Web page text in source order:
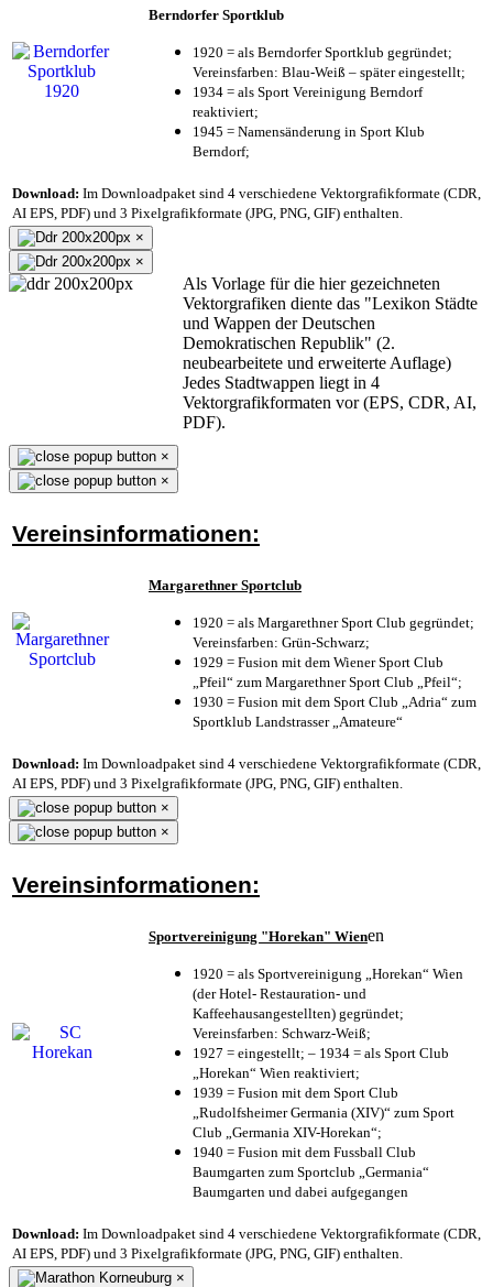
Berndorfer Sportklub
1920 = als Berndorfer Sportklub gegründet;
Vereinsfarben: Blau-Weiß – später eingestellt;
1934 = als Sport Vereinigung Berndorf
reaktiviert;
1945 = Namensänderung in Sport Klub
Berndorf;
Download: Im Downloadpaket sind 4 verschiedene Vektorgrafikformate (CDR,
AI EPS, PDF) und 3 Pixelgrafikformate (JPG, PNG, GIF) enthalten.
×
×
Als Vorlage für die hier gezeichneten
Vektorgrafiken diente das "Lexikon Städte
und Wappen der Deutschen
Demokratischen Republik" (2.
neubearbeitete und erweiterte Auflage)
Jedes Stadtwappen liegt in 4
Vektorgrafikformaten vor (EPS, CDR, AI,
PDF).
×
×
Vereinsinformationen:
Margarethner Sportclub
1920 = als Margarethner Sport Club gegründet;
Vereinsfarben: Grün-Schwarz;
1929 = Fusion mit dem Wiener Sport Club
„Pfeil“ zum Margarethner Sport Club „Pfeil“;
1930 = Fusion mit dem Sport Club „Adria“ zum
Sportklub Landstrasser „Amateure“
Download: Im Downloadpaket sind 4 verschiedene Vektorgrafikformate (CDR,
AI EPS, PDF) und 3 Pixelgrafikformate (JPG, PNG, GIF) enthalten.
×
×
Vereinsinformationen:
Sportvereinigung "Horekan" Wienen
1920 = als Sportvereinigung „Horekan“ Wien
(der Hotel- Restauration- und
Kaffeehausangestellten) gegründet;
Vereinsfarben: Schwarz-Weiß;
1927 = eingestellt; – 1934 = als Sport Club
„Horekan“ Wien reaktiviert;
1939 = Fusion mit dem Sport Club
„Rudolfsheimer Germania (XIV)“ zum Sport
Club „Germania XIV-Horekan“;
1940 = Fusion mit dem Fussball Club
Baumgarten zum Sportclub „Germania“
Baumgarten und dabei aufgegangen
Download: Im Downloadpaket sind 4 verschiedene Vektorgrafikformate (CDR,
AI EPS, PDF) und 3 Pixelgrafikformate (JPG, PNG, GIF) enthalten.
×